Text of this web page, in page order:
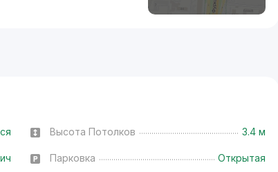
Высота Потолков 3.4 м
Парковка Открытая